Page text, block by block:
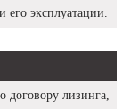
его эксплуатации.
договору лизинга,